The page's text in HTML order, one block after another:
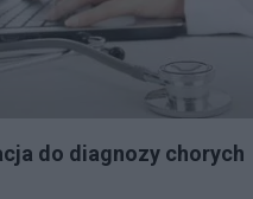
do diagnozy chorych